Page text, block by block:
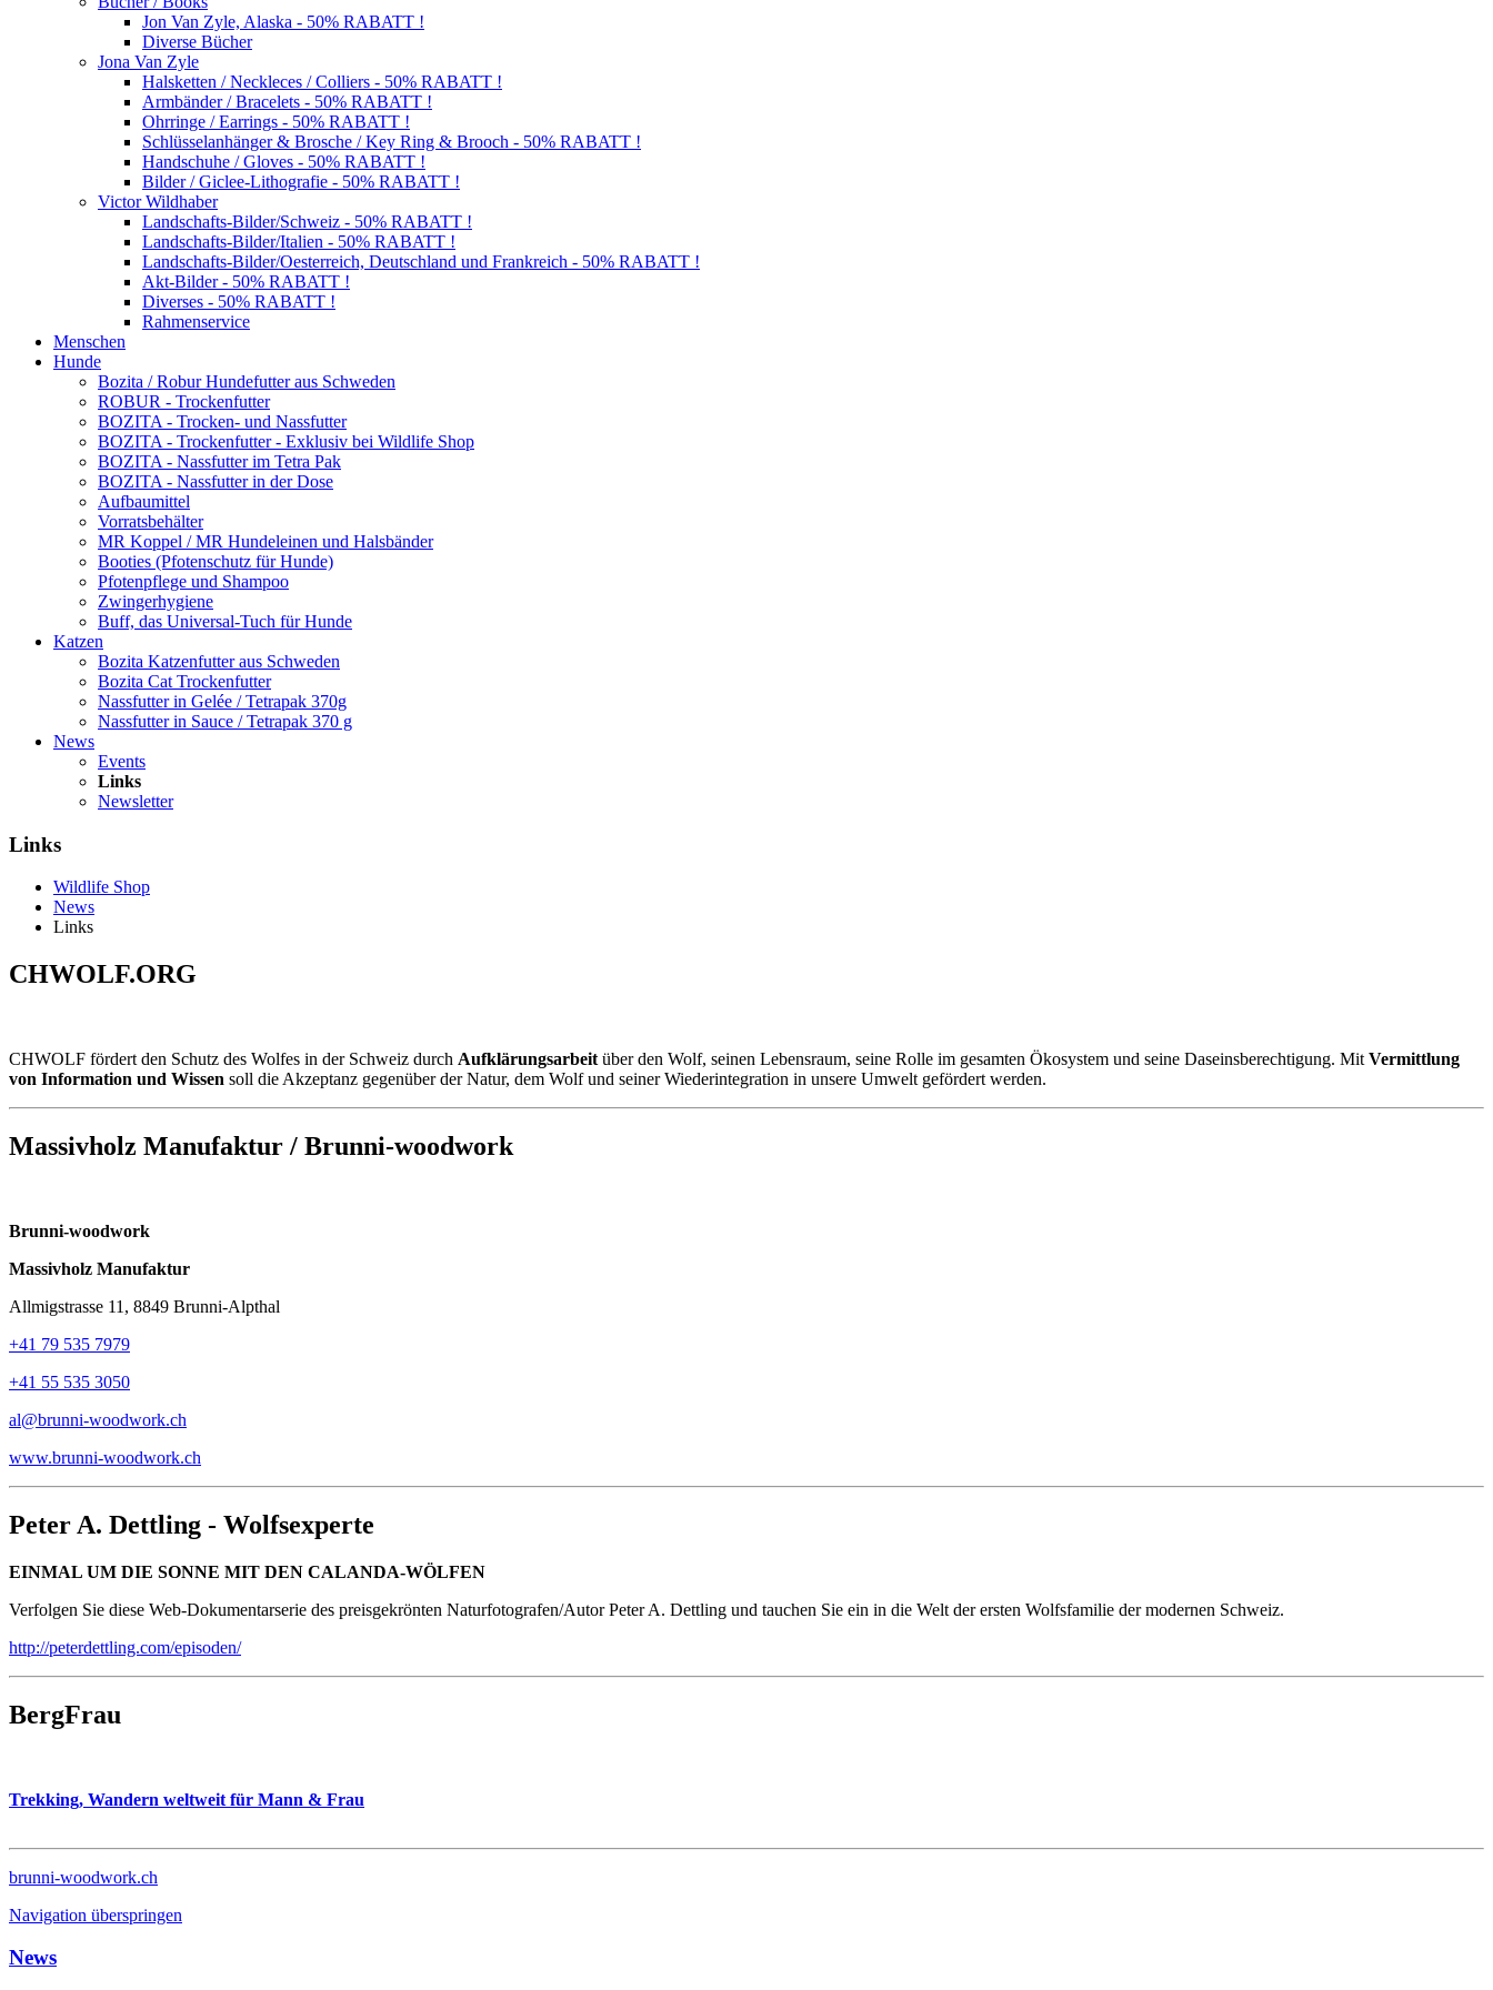
Jon Van Zyle, Alaska - 50% RABATT !
Diverse Bücher
Jona Van Zyle
Halsketten / Neckleces / Colliers - 50% RABATT !
Armbänder / Bracelets - 50% RABATT !
Ohrringe / Earrings - 50% RABATT !
Schlüsselanhänger & Brosche / Key Ring & Brooch - 50% RABATT !
Handschuhe / Gloves - 50% RABATT !
Bilder / Giclee-Lithografie - 50% RABATT !
Victor Wildhaber
Landschafts-Bilder/Schweiz - 50% RABATT !
Landschafts-Bilder/Italien - 50% RABATT !
Landschafts-Bilder/Oesterreich, Deutschland und Frankreich - 50% RABATT !
Akt-Bilder - 50% RABATT !
Diverses - 50% RABATT !
Rahmenservice
Menschen
Hunde
Bozita / Robur Hundefutter aus Schweden
ROBUR - Trockenfutter
BOZITA - Trocken- und Nassfutter
BOZITA - Trockenfutter - Exklusiv bei Wildlife Shop
BOZITA - Nassfutter im Tetra Pak
BOZITA - Nassfutter in der Dose
Aufbaumittel
Vorratsbehälter
MR Koppel / MR Hundeleinen und Halsbänder
Booties (Pfotenschutz für Hunde)
Pfotenpflege und Shampoo
Zwingerhygiene
Buff, das Universal-Tuch für Hunde
Katzen
Bozita Katzenfutter aus Schweden
Bozita Cat Trockenfutter
Nassfutter in Gelée / Tetrapak 370g
Nassfutter in Sauce / Tetrapak 370 g
News
Events
Links
Newsletter
Links
Wildlife Shop
News
Links
CHWOLF.ORG
CHWOLF fördert den Schutz des Wolfes in der Schweiz durch Aufklärungsarbeit über den Wolf, seinen Lebensraum, seine Rolle im gesamten Ökosystem und seine Daseinsberechtigung. Mit Vermittlung
von Information und Wissen soll die Akzeptanz gegenüber der Natur, dem Wolf und seiner Wiederintegration in unsere Umwelt gefördert werden.
Massivholz Manufaktur / Brunni-woodwork
Brunni-woodwork
Massivholz Manufaktur
Allmigstrasse 11, 8849 Brunni-Alpthal
+41 79 535 7979
+41 55 535 3050
al@brunni-woodwork.ch
www.brunni-woodwork.ch
Peter A. Dettling - Wolfsexperte
EINMAL UM DIE SONNE MIT DEN CALANDA-WӦLFEN
Verfolgen Sie diese Web-Dokumentarserie des preisgekrönten Naturfotografen/Autor Peter A. Dettling und tauchen Sie ein in die Welt der ersten Wolfsfamilie der modernen Schweiz.
http://peterdettling.com/episoden/
BergFrau
Trekking, Wandern weltweit für Mann & Frau
brunni-woodwork.ch
Navigation überspringen
News